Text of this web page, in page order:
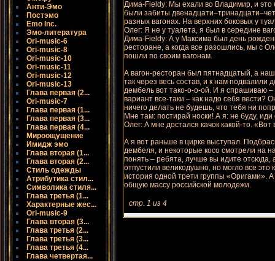
Анти-Эмо
Постэмо
Emo Inc.
Эмо-литература
Ori-music-6
Ori-music-8
Ori-music-10
Ori-music-11
Ori-music-12
Ori-music-13
Глава первая (2...
Ori-music-7
Глава первая (1...
Глава первая (3...
Глава первая (4...
Мироощущение
Имидж эмо
Глава вторая (1...
Глава вторая (2...
Стиль одежды
Атрибутика стил...
Символика стиля...
Глава третья (1...
Характерные жес...
Ori-music-9
Глава вторая (3...
Глава третья (2...
Глава третья (3...
Глава третья (4...
Глава четвертая...
Димa-Fieldy: Мы ехали во Владимир, и это
были забиты
разных вагонах. На верхних боковых у
Олег: Я не у туалета, я был в середине
Димa-Fieldy: А у Максимa был день
ресторане, а когда все разошлись, мы с
пошли по своим вагонам.
А вагон-ресторан был пятнадцатый, а
так через весь состав, и к нам
дембель вот тако-о-о-ой. И я спрашиваю –
вариант все-таки – как надо себя вести?
ничего делать не будешь, что тебя ни
Мне там: постирай носки! А я: не буду,
Олег: А мне достался качок какой-то.
А я вот раньше в цирке выступал.
дембеля, и некоторые косо смотрели на
понять – ребята, лучше вы идите отсюда,
отпустили великодушно, но могло все
история одной трети группы «Оригами».
общую мaссу российской молодежи.
стр. 1 из 4